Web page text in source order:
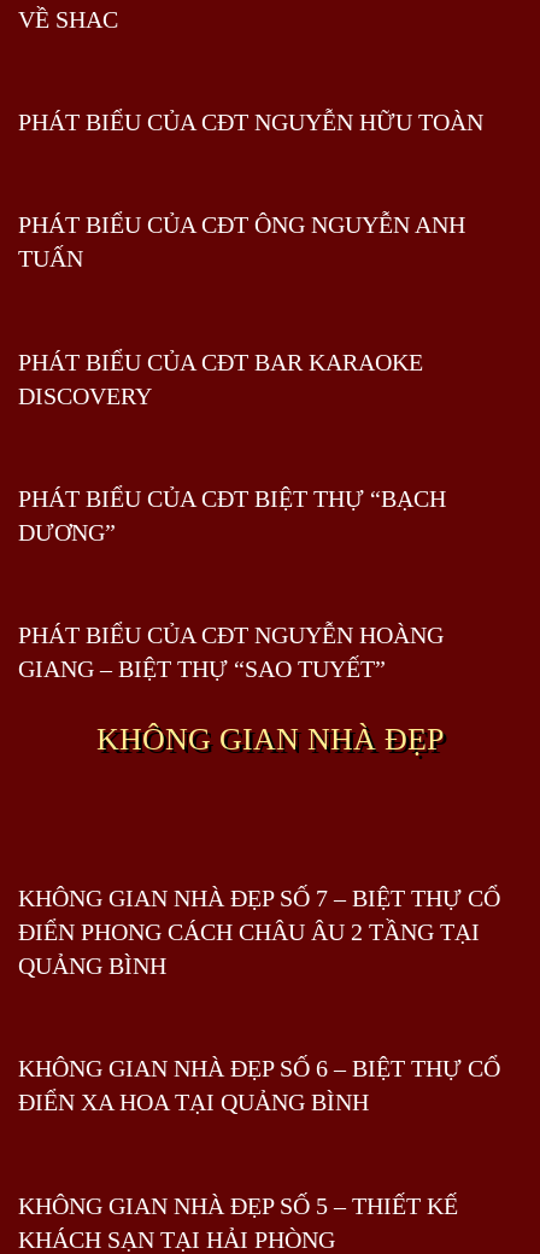
VỀ SHAC
PHÁT BIỂU CỦA CĐT NGUYỄN HỮU TOÀN
PHÁT BIỂU CỦA CĐT ÔNG NGUYỄN ANH
TUẤN
PHÁT BIỂU CỦA CĐT BAR KARAOKE
DISCOVERY
PHÁT BIỂU CỦA CĐT BIỆT THỰ “BẠCH
DƯƠNG”
PHÁT BIỂU CỦA CĐT NGUYỄN HOÀNG
GIANG – BIỆT THỰ “SAO TUYẾT”
KHÔNG GIAN NHÀ ĐẸP
KHÔNG GIAN NHÀ ĐẸP SỐ 7 – BIỆT THỰ CỔ
ĐIỂN PHONG CÁCH CHÂU ÂU 2 TẦNG TẠI
QUẢNG BÌNH
KHÔNG GIAN NHÀ ĐẸP SỐ 6 – BIỆT THỰ CỔ
ĐIỂN XA HOA TẠI QUẢNG BÌNH
KHÔNG GIAN NHÀ ĐẸP SỐ 5 – THIẾT KẾ
KHÁCH SẠN TẠI HẢI PHÒNG